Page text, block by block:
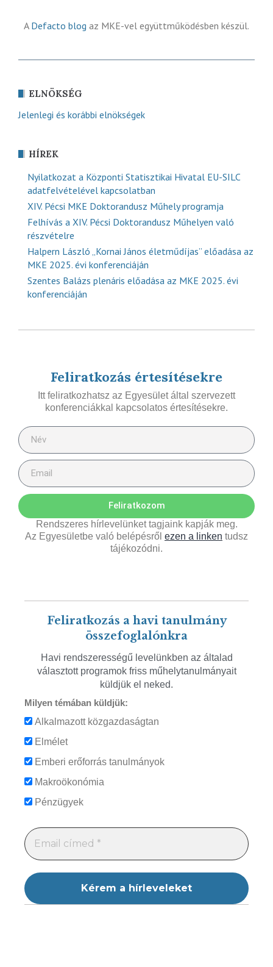
A Defacto blog az MKE-vel együttműködésben készül.
ELNÖKSÉG
Jelenlegi és korábbi elnökségek
HÍREK
Nyilatkozat a Központi Statisztikai Hivatal EU-SILC
adatfelvételével kapcsolatban
XIV. Pécsi MKE Doktorandusz Műhely programja
Felhívás a XIV. Pécsi Doktorandusz Műhelyen való
részvételre
Halpern László „Kornai János életműdíjas” előadása az
MKE 2025. évi konferenciáján
Szentes Balázs plenáris előadása az MKE 2025. évi
konferenciáján
Feliratkozás értesítésekre
Itt feliratkozhatsz az Egyesület által szervezett
konferenciákkal kapcsolatos értesítésekre.
Feliratkozom
Rendszeres hírlevelünket tagjaink kapják meg.
Az Egyesületbe való belépésről ezen a linken tudsz
tájékozódni.
Feliratkozás a havi tanulmány
összefoglalónkra
Havi rendszerességű levelünkben az általad
választott programok friss műhelytanulmányait
küldjük el neked.
Milyen témában küldjük:
Alkalmazott közgazdaságtan
Elmélet
Emberi erőforrás tanulmányok
Makroökonómia
Pénzügyek